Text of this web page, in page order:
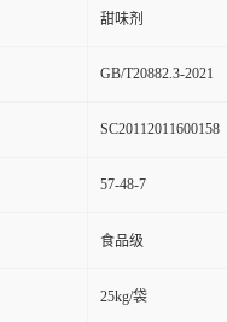
甜味剂
GB/T20882.3-2021
SC20112011600158
57-48-7
食品级
25kg/袋